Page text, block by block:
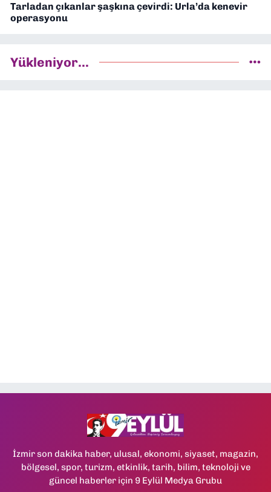
Tarladan çıkanlar şaşkına çevirdi: Urla’da kenevir
operasyonu
Yükleniyor...
İzmir son dakika haber, ulusal, ekonomi, siyaset, magazin,
bölgesel, spor, turizm, etkinlik, tarih, bilim, teknoloji ve
güncel haberler için 9 Eylül Medya Grubu